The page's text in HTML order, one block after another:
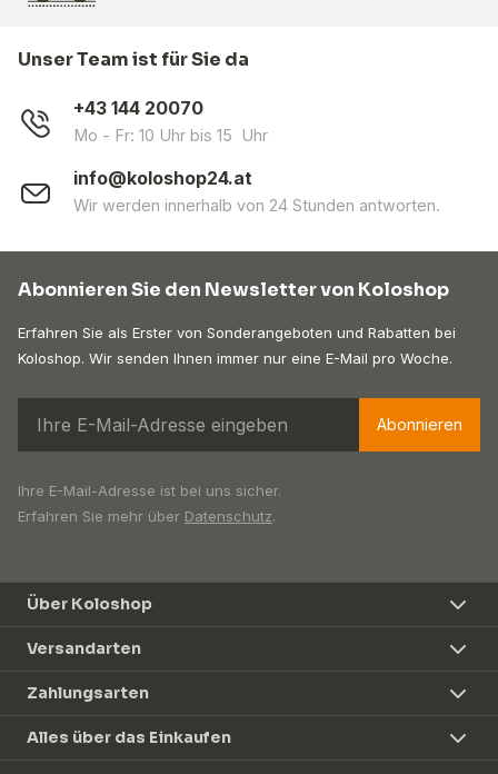
Unser Team ist für Sie da
+43 144 20070
Mo - Fr: 10 Uhr bis 15 Uhr
info@koloshop24.at
Wir werden innerhalb von 24 Stunden antworten.
Abonnieren Sie den Newsletter von Koloshop
Erfahren Sie als Erster von Sonderangeboten und Rabatten bei
Koloshop. Wir senden Ihnen immer nur eine E-Mail pro Woche.
Abonnieren
Ihre E-Mail-Adresse ist bei uns sicher.
Erfahren Sie mehr über Datenschutz.
Über Koloshop
Versandarten
Zahlungsarten
Alles über das Einkaufen